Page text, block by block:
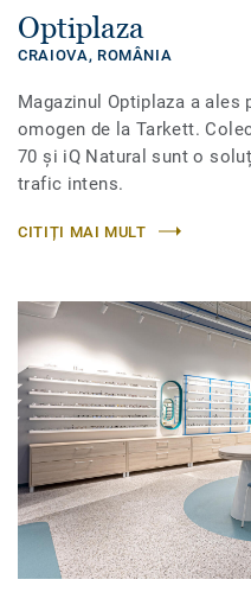
Optiplaza
CRAIOVA, ROMÂNIA
Magazinul Optiplaza a ales
omogen de la Tarkett.
70 și iQ Natural sunt o
trafic intens.
CITIȚI MAI MULT